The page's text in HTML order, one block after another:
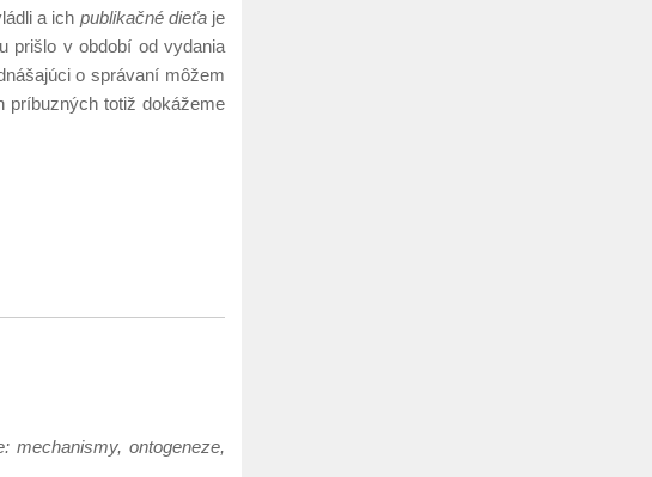
a ich publikačné dieťaje
prišlo v období od vydania
o správaní môžem
príbuzných totiž dokážeme
mechanismy, ontogeneze,